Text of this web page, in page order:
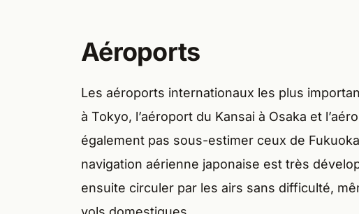
Aéroports
Les aéroports internationaux les plus
à Tokyo, l’aéroport du Kansai à Osaka et
également pas sous-estimer ceux de
navigation aérienne japonaise est très
ensuite circuler par les airs sans difficulté,